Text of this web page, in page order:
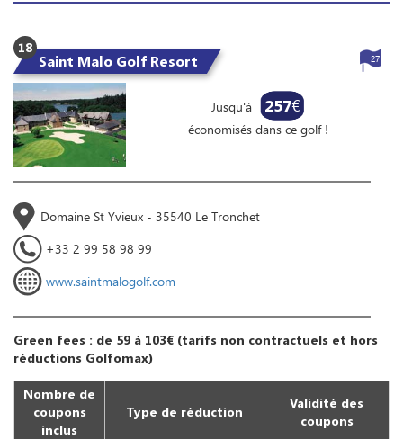
18
Saint Malo Golf Resort
Jusqu'à 257€
économisés dans ce golf !
27
Domaine St Yvieux - 35540 Le Tronchet
+33 2 99 58 98 99
www.saintmalogolf.com
Green fees : de 59 à 103€ (tarifs non contractuels et hors
réductions Golfomax)
Nombre de
coupons
inclus
Type de réduction
Validité des
coupons